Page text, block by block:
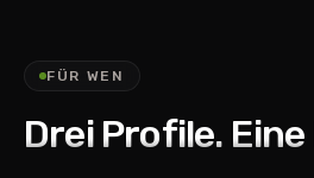
FÜR WEN
Drei Profile. Eine